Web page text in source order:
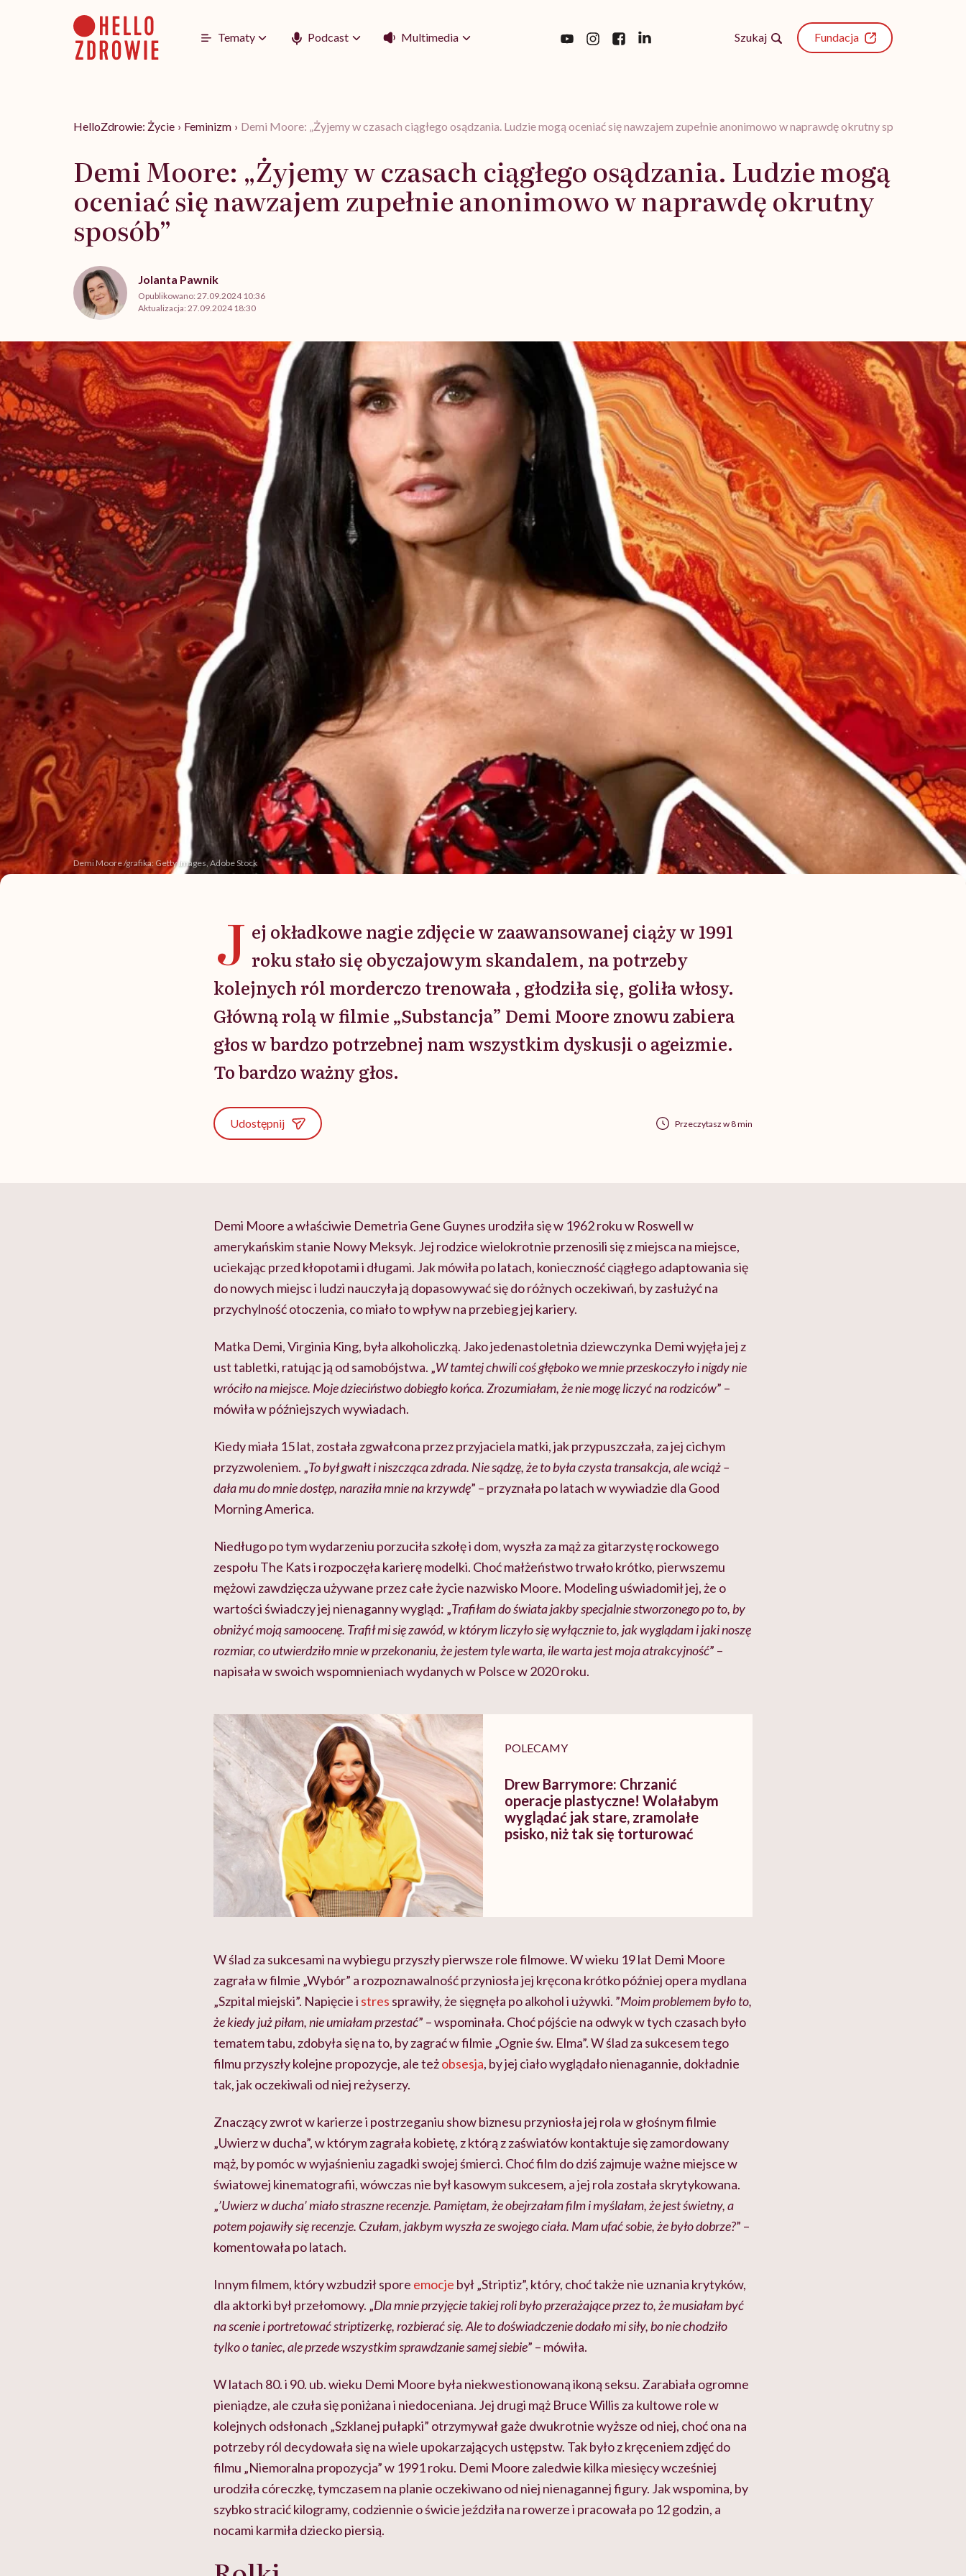
Tematy Podcast Multimedia Szukaj Fundacja
HelloZdrowie: Życie › Feminizm › Demi Moore: „Żyjemy w czasach ciągłego osądzania. Ludzie mogą oceniać się nawzajem zupełnie anonimowo w naprawdę okrutny sposób”
Demi Moore: „Żyjemy w czasach ciągłego osądzania. Ludzie mogą
oceniać się nawzajem zupełnie anonimowo w naprawdę okrutny
sposób”
Jolanta Pawnik
Opublikowano:27.09.2024 10:36
Aktualizacja:27.09.2024 18:30
Demi Moore /grafika: Getty Images, Adobe Stock
J ej okładkowe nagie zdjęcie w zaawansowanej ciąży w 1991
roku stało się obyczajowym skandalem, na potrzeby
kolejnych ról morderczo trenowała , głodziła się, goliła włosy.
Główną rolą w filmie „Substancja” Demi Moore znowu zabiera
głos w bardzo potrzebnej nam wszystkim dyskusji o ageizmie.
To bardzo ważny głos.
Udostępnij Przeczytasz w 8 min
Demi Moore a właściwie Demetria Gene Guynes urodziła się w 1962 roku w Roswell w
amerykańskim stanie Nowy Meksyk. Jej rodzice wielokrotnie przenosili się z miejsca na miejsce,
uciekając przed kłopotami i długami. Jak mówiła po latach, konieczność ciągłego adaptowania się
do nowych miejsc i ludzi nauczyła ją dopasowywać się do różnych oczekiwań, by zasłużyć na
przychylność otoczenia, co miało to wpływ na przebieg jej kariery.
Matka Demi, Virginia King, była alkoholiczką. Jako jedenastoletnia dziewczynka Demi wyjęła jej z
ust tabletki, ratując ją od samobójstwa. „W tamtej chwili coś głęboko we mnie przeskoczyło i nigdy nie
wróciło na miejsce. Moje dzieciństwo dobiegło końca. Zrozumiałam, że nie mogę liczyć na rodziców” –
mówiła w późniejszych wywiadach.
Kiedy miała 15 lat, została zgwałcona przez przyjaciela matki, jak przypuszczała, za jej cichym
przyzwoleniem. „To był gwałt i niszcząca zdrada. Nie sądzę, że to była czysta transakcja, ale wciąż –
dała mu do mnie dostęp, naraziła mnie na krzywdę” – przyznała po latach w wywiadzie dla Good
Morning America.
Niedługo po tym wydarzeniu porzuciła szkołę i dom, wyszła za mąż za gitarzystę rockowego
zespołu The Kats i rozpoczęła karierę modelki. Choć małżeństwo trwało krótko, pierwszemu
mężowi zawdzięcza używane przez całe życie nazwisko Moore. Modeling uświadomił jej, że o
wartości świadczy jej nienaganny wygląd: „Trafiłam do świata jakby specjalnie stworzonego po to, by
obniżyć moją samoocenę. Trafił mi się zawód, w którym liczyło się wyłącznie to, jak wyglądam i jaki noszę
rozmiar, co utwierdziło mnie w przekonaniu, że jestem tyle warta, ile warta jest moja atrakcyjność” –
napisała w swoich wspomnieniach wydanych w Polsce w 2020 roku.
POLECAMY
Drew Barrymore: Chrzanić
operacje plastyczne! Wolałabym
wyglądać jak stare, zramolałe
psisko, niż tak się torturować
W ślad za sukcesami na wybiegu przyszły pierwsze role filmowe. W wieku 19 lat Demi Moore
zagrała w filmie „Wybór” a rozpoznawalność przyniosła jej kręcona krótko później opera mydlana
„Szpital miejski”. Napięcie i stres sprawiły, że sięgnęła po alkohol i używki. ”Moim problemem było to,
że kiedy już piłam, nie umiałam przestać” – wspominała. Choć pójście na odwyk w tych czasach było
tematem tabu, zdobyła się na to, by zagrać w filmie „Ognie św. Elma”. W ślad za sukcesem tego
filmu przyszły kolejne propozycje, ale teżobsesja, by jej ciało wyglądało nienagannie, dokładnie
tak, jak oczekiwali od niej reżyserzy.
Znaczący zwrot w karierze i postrzeganiu show biznesu przyniosła jej rola w głośnym filmie
„Uwierz w ducha”, w którym zagrała kobietę, z którą z zaświatów kontaktuje się zamordowany
mąż, by pomóc w wyjaśnieniu zagadki swojej śmierci. Choć film do dziś zajmuje ważne miejsce w
światowej kinematografii, wówczas nie był kasowym sukcesem, a jej rola została skrytykowana.
„’Uwierz w ducha’ miało straszne recenzje. Pamiętam, że obejrzałam film i myślałam, że jest świetny, a
potem pojawiły się recenzje. Czułam, jakbym wyszła ze swojego ciała. Mam ufać sobie, że było dobrze?” –
komentowała po latach.
Innym filmem, który wzbudził spore emocje był „Striptiz”, który, choć także nie uznania krytyków,
dla aktorki był przełomowy. „Dla mnie przyjęcie takiej roli było przerażające przez to, że musiałam być
na scenie i portretować striptizerkę, rozbierać się. Ale to doświadczenie dodało mi siły, bo nie chodziło
tylko o taniec, ale przede wszystkim sprawdzanie samej siebie” – mówiła.
W latach 80. i 90. ub. wieku Demi Moore była niekwestionowaną ikoną seksu. Zarabiała ogromne
pieniądze, ale czuła się poniżana i niedoceniana. Jej drugi mąż Bruce Willis za kultowe role w
kolejnych odsłonach „Szklanej pułapki” otrzymywał gaże dwukrotnie wyższe od niej, choć ona na
potrzeby ról decydowała się na wiele upokarzających ustępstw. Tak było z kręceniem zdjęć do
filmu „Niemoralna propozycja” w 1991 roku. Demi Moore zaledwie kilka miesięcy wcześniej
urodziła córeczkę, tymczasem na planie oczekiwano od niej nienagannej figury. Jak wspomina, by
szybko stracić kilogramy, codziennie o świcie jeździła na rowerze i pracowała po 12 godzin, a
nocami karmiła dziecko piersią.